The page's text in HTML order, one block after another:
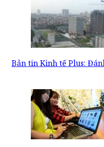
Bản tin Kinh tế Plus: